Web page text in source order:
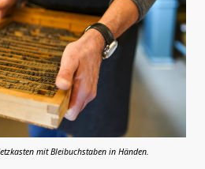
mit Bleibuchstaben in Händen.